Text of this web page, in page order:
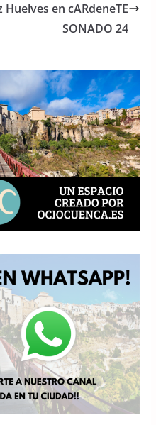
en cARdeneTE
SONADO 24